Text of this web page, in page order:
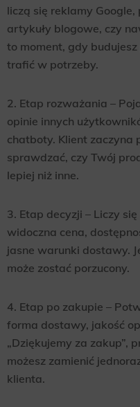
liczą się reklamy
artykuły blogowe, czy
to moment, gdy
trafić w potrzeby.
2. Etap rozważania –
opinie innych
chatboty. Klient zaczyna
sprawdzać, czy Twój
lepiej niż inne.
3. Etap decyzji – Liczy
widoczna cena,
jasne warunki dostawy.
może zostać porzucony.
4. Etap po zakupie –
forma dostawy, jakość
„Dziękujemy za zakup”,
możesz zamienić
klienta.